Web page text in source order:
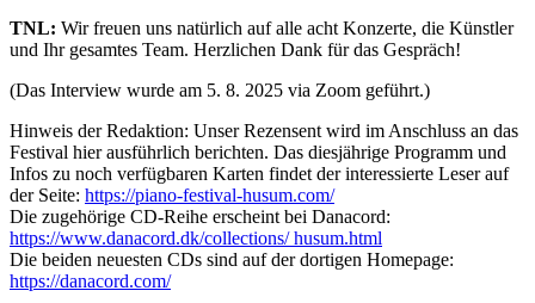
TNL: Wir freuen uns natürlich auf alle acht Konzerte, die Künstler
und Ihr gesamtes Team. Herzlichen Dank für das Gespräch!
(Das Interview wurde am 5. 8. 2025 via Zoom geführt.)
Hinweis der Redaktion: Unser Rezensent wird im Anschluss an das
Festival hier ausführlich berichten. Das diesjährige Programm und
Infos zu noch verfügbaren Karten findet der interessierte Leser auf
der Seite: https://piano-festival-husum.com/
Die zugehörige CD-Reihe erscheint bei Danacord:
https://www.danacord.dk/collections/ husum.html
Die beiden neuesten CDs sind auf der dortigen Homepage:
https://danacord.com/